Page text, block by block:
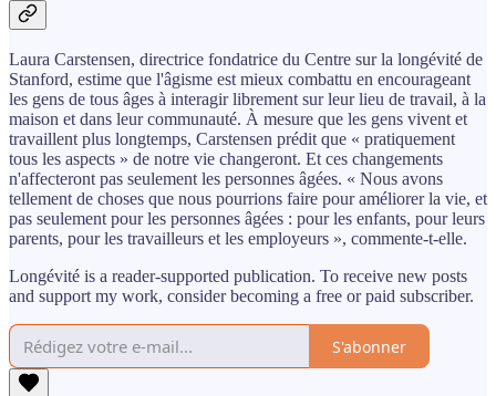
Laura Carstensen, directrice fondatrice du Centre sur la longévité de
Stanford, estime que l'âgisme est mieux combattu en encourageant
les gens de tous âges à interagir librement sur leur lieu de travail, à la
maison et dans leur communauté. À mesure que les gens vivent et
travaillent plus longtemps, Carstensen prédit que « pratiquement
tous les aspects » de notre vie changeront. Et ces changements
n'affecteront pas seulement les personnes âgées. « Nous avons
tellement de choses que nous pourrions faire pour améliorer la vie, et
pas seulement pour les personnes âgées : pour les enfants, pour leurs
parents, pour les travailleurs et les employeurs », commente-t-elle.
Longévité is a reader-supported publication. To receive new posts
and support my work, consider becoming a free or paid subscriber.
S'abonner